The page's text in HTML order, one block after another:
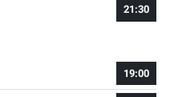
21:30
19:00